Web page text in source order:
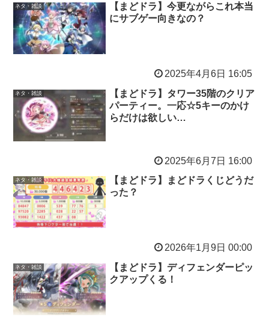
ネタ・雑談
【まどドラ】今更ながらこれ本当
にサブゲー向きなの？
2025年4月6日 16:05
ネタ・雑談
【まどドラ】タワー35階のクリア
パーティー。一応☆5キーのかけ
らだけは欲しい…
2025年6月7日 16:00
ネタ・雑談
【まどドラ】まどドラくじどうだ
った？
2026年1月9日 00:00
ネタ・雑談
【まどドラ】ディフェンダーピッ
クアップくる！